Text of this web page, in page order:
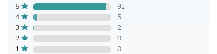
5
92
4
5
3
2
2
0
1
0